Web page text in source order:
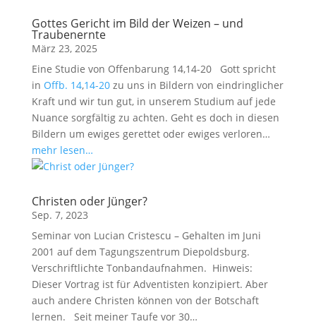
Gottes Gericht im Bild der Weizen – und
Traubenernte
März 23, 2025
Eine Studie von Offenbarung 14,14-20 Gott spricht
in Offb. 14,14-20zu uns in Bildern von eindringlicher
Kraft und wir tun gut, in unserem Studium auf jede
Nuance sorgfältig zu achten. Geht es doch in diesen
Bildern um ewiges gerettet oder ewiges verloren…
mehr lesen…
Christen oder Jünger?
Sep. 7, 2023
Seminar von Lucian Cristescu – Gehalten im Juni
2001 auf dem Tagungszentrum Diepoldsburg.
Verschriftlichte Tonbandaufnahmen. Hinweis:
Dieser Vortrag ist für Adventisten konzipiert. Aber
auch andere Christen können von der Botschaft
lernen. Seit meiner Taufe vor 30…